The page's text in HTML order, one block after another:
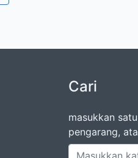
Cari
masukkan
pengarang,